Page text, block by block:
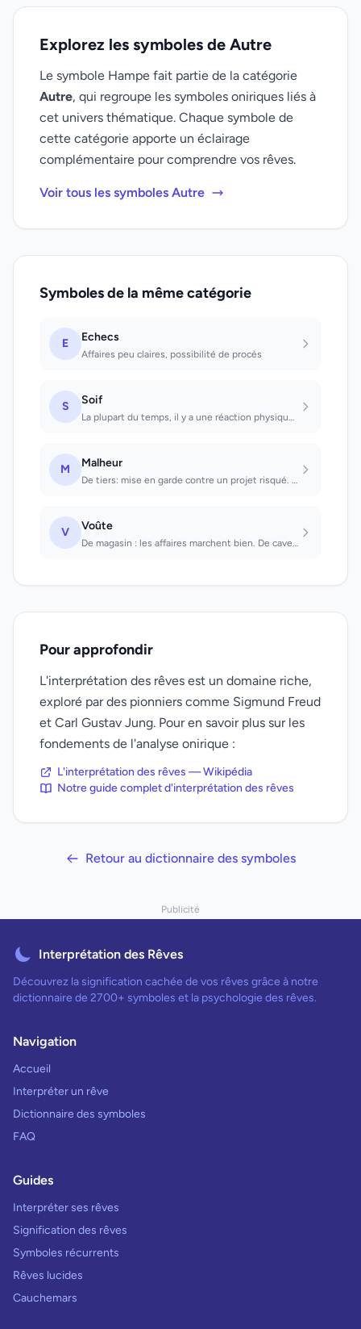
Explorez les symboles de Autre
Le symbole Hampe fait partie de la catégorie
Autre, qui regroupe les symboles oniriques liés à
cet univers thématique. Chaque symbole de
cette catégorie apporte un éclairage
complémentaire pour comprendre vos rêves.
Voir tous les symboles Autre
Symboles de la même catégorie
E Echecs
Affaires peu claires, possibilité de procès
S Soif
La plupart du temps, il y a une réaction physique: on désire boire l'élixir de v...
M Malheur
De tiers: mise en garde contre un projet risqué. Dont on est soi-même victime: c...
V Voûte
De magasin : les affaires marchent bien. De cave : on fera des économies. Que l'...
Pour approfondir
L'interprétation des rêves est un domaine riche,
exploré par des pionniers comme Sigmund Freud
et Carl Gustav Jung. Pour en savoir plus sur les
fondements de l'analyse onirique :
L'interprétation des rêves — Wikipédia
Notre guide complet d'interprétation des rêves
Retour au dictionnaire des symboles
Publicité
Interprétation des Rêves
Découvrez la signification cachée de vos rêves grâce à notre
dictionnaire de 2700+ symboles et la psychologie des rêves.
Navigation
Accueil
Interpréter un rêve
Dictionnaire des symboles
FAQ
Guides
Interpréter ses rêves
Signification des rêves
Symboles récurrents
Rêves lucides
Cauchemars